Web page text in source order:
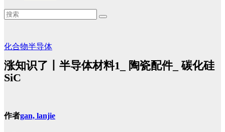
化合物半导体
涨知识了丨半导体材料1_ 陶瓷配件_ 碳化硅
SiC
作者gan, lanjie